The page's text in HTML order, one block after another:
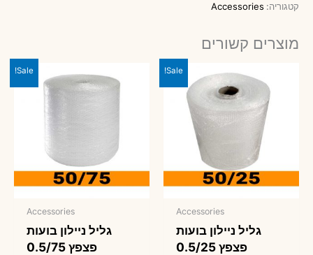
היה:
99 ₪.
79 ₪.
קרטון
קטגוריה: Accessories
מוצרים קשורים
Sale!
Accessories
גליל ניילון בועות
פצפץ 0.5/25
Sale!
Accessories
גליל ניילון בועות
פצפץ 0.5/75